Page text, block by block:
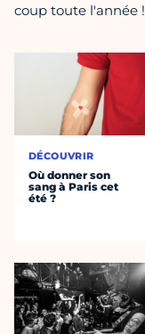
coup toute l'année !
DÉCOUVRIR
Où donner son
sang à Paris cet
été ?